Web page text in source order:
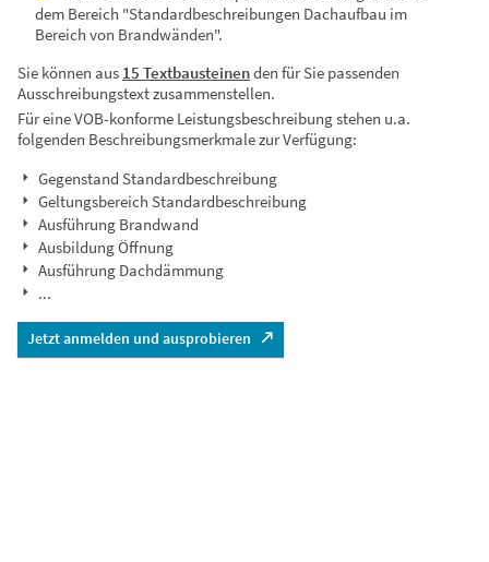
dem Bereich "Standardbeschreibungen Dachaufbau im
Bereich von Brandwänden".
Sie können aus 15 Textbausteinenden für Sie passenden
Ausschreibungstext zusammenstellen.
Für eine VOB-konforme Leistungsbeschreibung stehen u.a.
folgenden Beschreibungsmerkmale zur Verfügung:
Gegenstand Standardbeschreibung
Geltungsbereich Standardbeschreibung
Ausführung Brandwand
Ausbildung Öffnung
Ausführung Dachdämmung
...
Jetzt anmelden und ausprobieren